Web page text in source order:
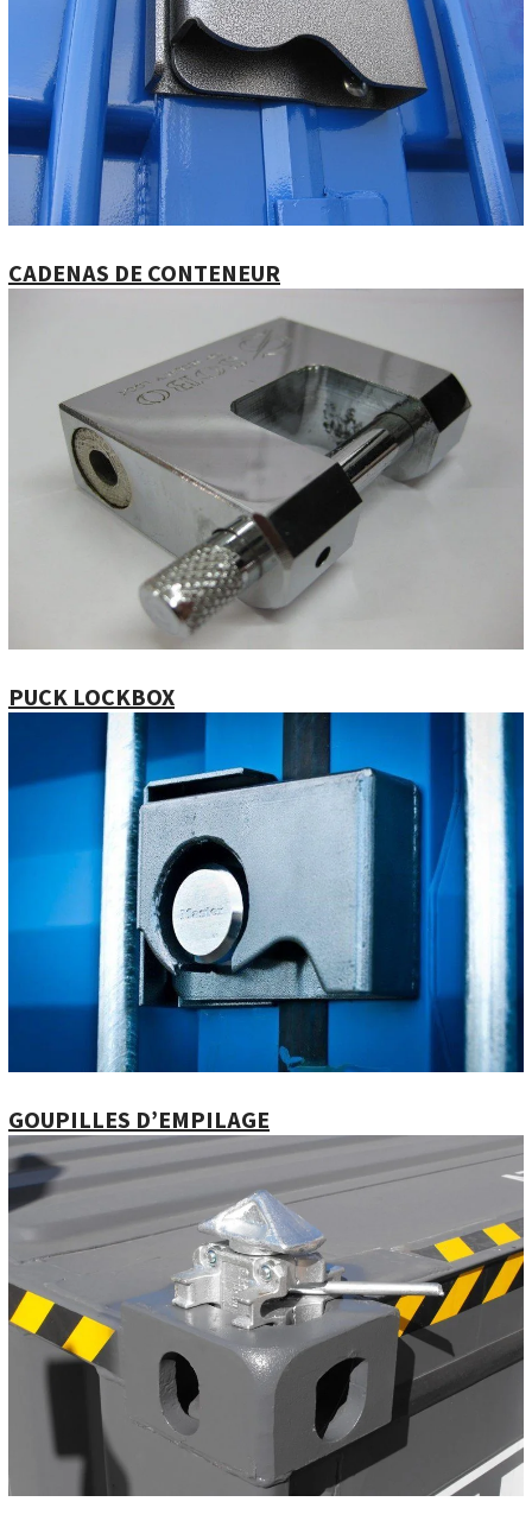
CADENAS DE CONTENEUR
PUCK LOCKBOX
GOUPILLES D’EMPILAGE